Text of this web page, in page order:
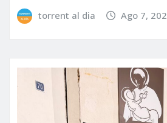
torrent al dia Ago 7,